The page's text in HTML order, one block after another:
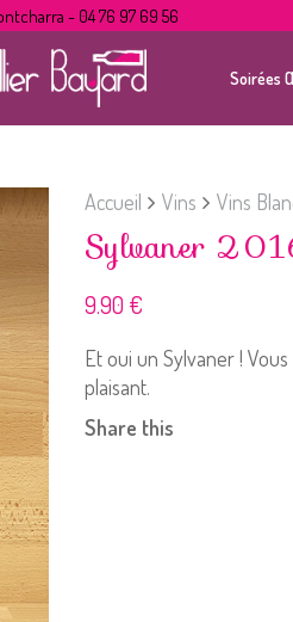
- 04 76 97 69 56
Soirées
Accueil Vins Vins
Sylvaner
9.90 €
Et oui un Sylvaner !
plaisant.
Share this